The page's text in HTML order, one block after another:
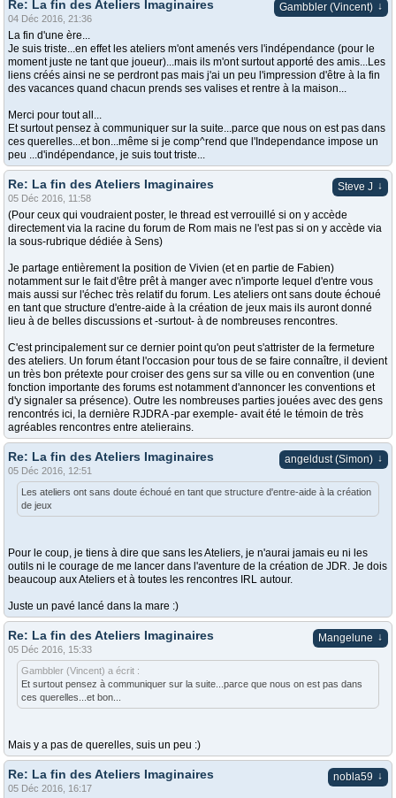
Gambbler (Vincent) ↓
Re: La fin des Ateliers Imaginaires
04 Déc 2016, 21:36
La fin d'une ère...
Je suis triste...en effet les ateliers m'ont amenés vers l'indépendance (pour le
moment juste ne tant que joueur)...mais ils m'ont surtout apporté des amis...Les
liens créés ainsi ne se perdront pas mais j'ai un peu l'impression d'être à la fin
des vacances quand chacun prends ses valises et rentre à la maison...
Merci pour tout all...
Et surtout pensez à communiquer sur la suite...parce que nous on est pas dans
ces querelles...et bon...même si je comp^rend que l'Independance impose un
peu ...d'indépendance, je suis tout triste...
Steve J ↓
Re: La fin des Ateliers Imaginaires
05 Déc 2016, 11:58
(Pour ceux qui voudraient poster, le thread est verrouillé si on y accède
directement via la racine du forum de Rom mais ne l'est pas si on y accède via
la sous-rubrique dédiée à Sens)
Je partage entièrement la position de Vivien (et en partie de Fabien)
notamment sur le fait d'être prêt à manger avec n'importe lequel d'entre vous
mais aussi sur l'échec très relatif du forum. Les ateliers ont sans doute échoué
en tant que structure d'entre-aide à la création de jeux mais ils auront donné
lieu à de belles discussions et -surtout- à de nombreuses rencontres.
C'est principalement sur ce dernier point qu'on peut s'attrister de la fermeture
des ateliers. Un forum étant l'occasion pour tous de se faire connaître, il devient
un très bon prétexte pour croiser des gens sur sa ville ou en convention (une
fonction importante des forums est notamment d'annoncer les conventions et
d'y signaler sa présence). Outre les nombreuses parties jouées avec des gens
rencontrés ici, la dernière RJDRA -par exemple- avait été le témoin de très
agréables rencontres entre atelierains.
angeldust (Simon) ↓
Re: La fin des Ateliers Imaginaires
05 Déc 2016, 12:51
Les ateliers ont sans doute échoué en tant que structure d'entre-aide à la création
de jeux
Pour le coup, je tiens à dire que sans les Ateliers, je n'aurai jamais eu ni les
outils ni le courage de me lancer dans l'aventure de la création de JDR. Je dois
beaucoup aux Ateliers et à toutes les rencontres IRL autour.
Juste un pavé lancé dans la mare :)
Mangelune ↓
Re: La fin des Ateliers Imaginaires
05 Déc 2016, 15:33
Gambbler (Vincent) a écrit :
Et surtout pensez à communiquer sur la suite...parce que nous on est pas dans
ces querelles...et bon...
Mais y a pas de querelles, suis un peu :)
nobla59 ↓
Re: La fin des Ateliers Imaginaires
05 Déc 2016, 16:17